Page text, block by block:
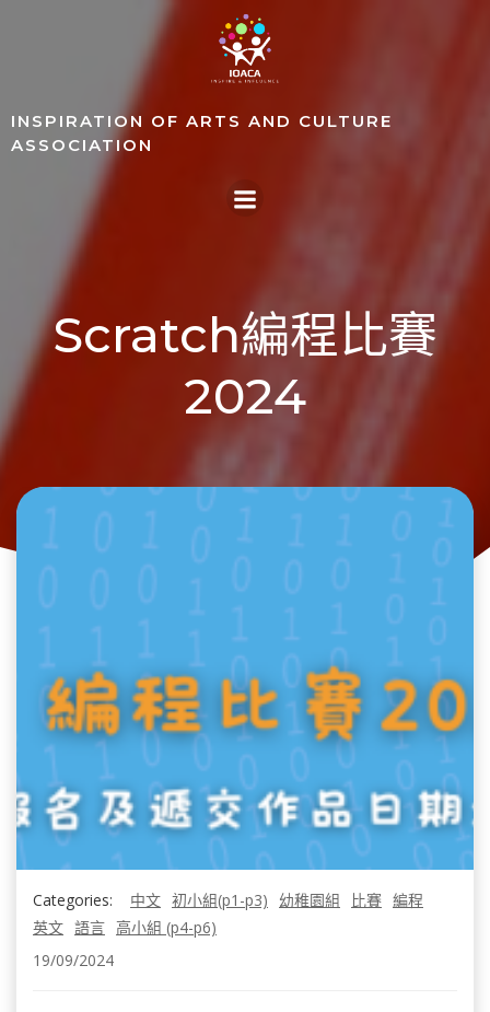
Skip
to
content
INSPIRATION OF ARTS AND CULTURE
ASSOCIATION
Scratch編程比賽
2024
Categories: 中文 初小組(p1-p3) 幼稚園組 比賽 編程
英文 語言 高小組 (p4-p6)
19/09/2024